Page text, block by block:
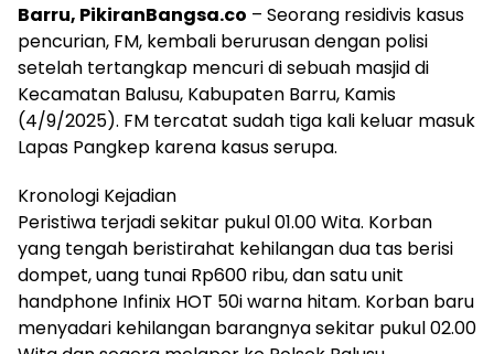
Barru, PikiranBangsa.co – Seorang residivis kasus
pencurian, FM, kembali berurusan dengan polisi
setelah tertangkap mencuri di sebuah masjid di
Kecamatan Balusu, Kabupaten Barru, Kamis
(4/9/2025). FM tercatat sudah tiga kali keluar masuk
Lapas Pangkep karena kasus serupa.
Kronologi Kejadian
Peristiwa terjadi sekitar pukul 01.00 Wita. Korban
yang tengah beristirahat kehilangan dua tas berisi
dompet, uang tunai Rp600 ribu, dan satu unit
handphone Infinix HOT 50i warna hitam. Korban baru
menyadari kehilangan barangnya sekitar pukul 02.00